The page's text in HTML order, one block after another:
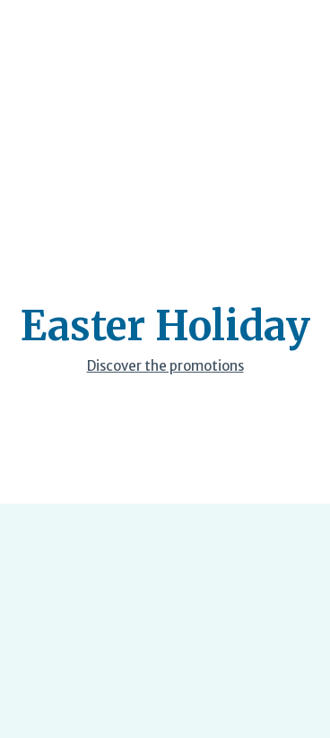
Easter Holiday
Discover the promotions